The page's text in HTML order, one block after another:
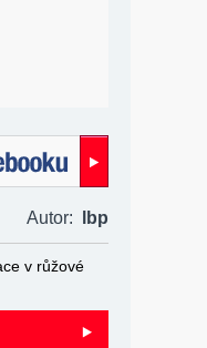
Autor:
lbp
v růžové